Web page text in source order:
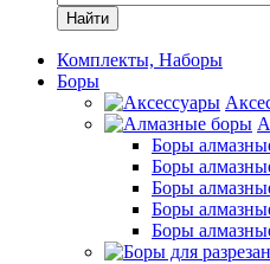
Найти
Комплекты, Наборы
Боры
Боры
Боры
Боры
Боры
Боры